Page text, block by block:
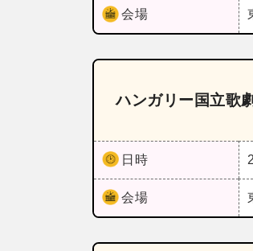
会場
ハンガリー国立歌
日時
会場